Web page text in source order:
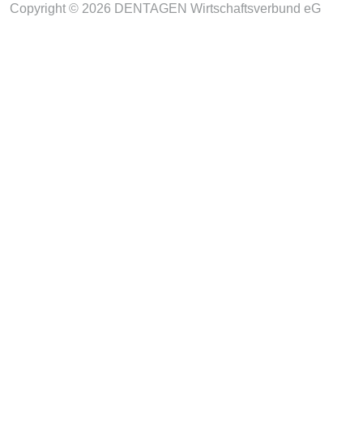
Copyright © 2026 DENTAGEN Wirtschaftsverbund eG